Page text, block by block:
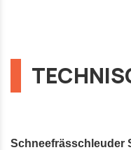
Schneefrässchleuder